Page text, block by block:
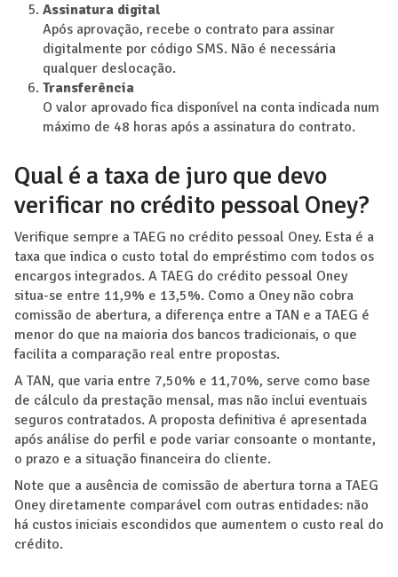
Assinatura digital
Após aprovação, recebe o contrato para assinar
digitalmente por código SMS. Não é necessária
qualquer deslocação.
Transferência
O valor aprovado fica disponível na conta indicada num
máximo de 48 horas após a assinatura do contrato.
Qual é a taxa de juro que devo
verificar no crédito pessoal Oney?
Verifique sempre a TAEG no crédito pessoal Oney. Esta é a
taxa que indica o custo total do empréstimo com todos os
encargos integrados. A TAEG do crédito pessoal Oney
situa-se entre 11,9% e 13,5%. Como a Oney não cobra
comissão de abertura, a diferença entre a TAN e a TAEG é
menor do que na maioria dos bancos tradicionais, o que
facilita a comparação real entre propostas.
A TAN, que varia entre 7,50% e 11,70%, serve como base
de cálculo da prestação mensal, mas não inclui eventuais
seguros contratados. A proposta definitiva é apresentada
após análise do perfil e pode variar consoante o montante,
o prazo e a situação financeira do cliente.
Note que a ausência de comissão de abertura torna a TAEG
Oney diretamente comparável com outras entidades: não
há custos iniciais escondidos que aumentem o custo real do
crédito.